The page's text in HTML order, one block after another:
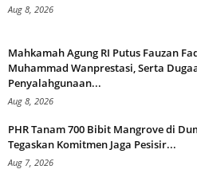
Aug 8, 2026
Mahkamah Agung RI Putus Fauzan
Muhammad Wanprestasi, Serta
Penyalahgunaan...
Aug 8, 2026
PHR Tanam 700 Bibit Mangrove di
Tegaskan Komitmen Jaga Pesisir...
Aug 7, 2026